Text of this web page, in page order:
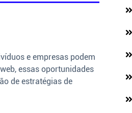
e empresas podem
essas oportunidades
de estratégias de